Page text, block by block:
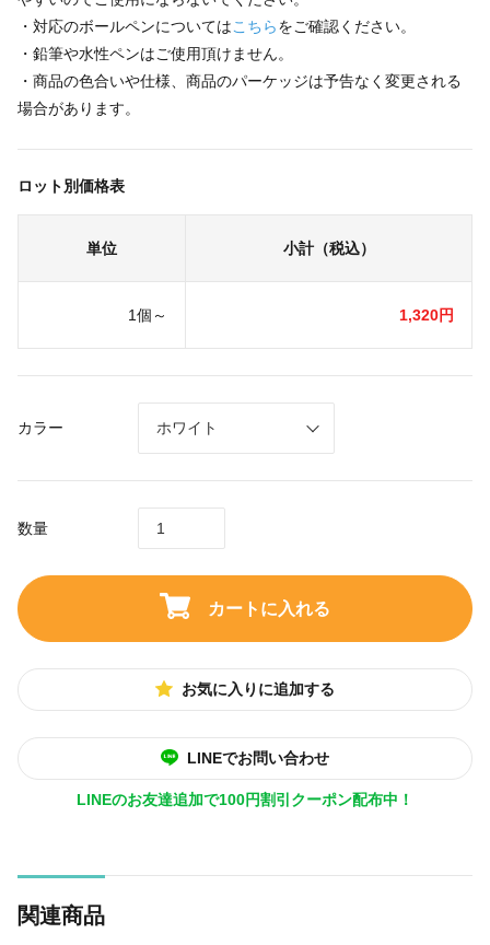
・対応のボールペンについてはこちらをご確認ください。
・鉛筆や水性ペンはご使用頂けません。
・商品の色合いや仕様、商品のパーケッジは予告なく変更される
場合があります。
ロット別価格表
単位 小計（税込）
1個～ 1,320円
カラー
数量
カートに入れる
お気に入りに追加する
LINEでお問い合わせ
LINEのお友達追加で100円割引クーポン配布中！
関連商品